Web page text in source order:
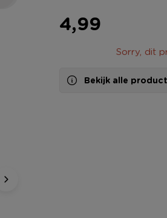
4,99
Sorry, dit
Bekijk alle